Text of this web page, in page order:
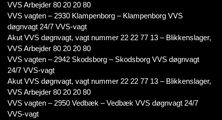
VVS Arbejder 80 20 20 80
VVS vagten – 2930 Klampenborg – Klampenborg VVS
døgnvagt 24/7 VVS-vagt
Akut VVS døgnvagt, vagt nummer 22 22 77 13 – Blikkenslager,
VVS Arbejder 80 20 20 80
VVS vagten – 2942 Skodsborg – Skodsborg VVS døgnvagt
24/7 VVS-vagt
Akut VVS døgnvagt, vagt nummer 22 22 77 13 – Blikkenslager,
VVS Arbejder 80 20 20 80
VVS vagten – 2950 Vedbæk – Vedbæk VVS døgnvagt 24/7
VVS-vagt